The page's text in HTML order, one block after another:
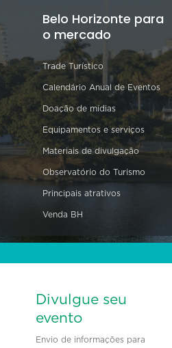
Belo Horizonte para
o mercado
Trade Turístico
Calendário Anual de Eventos
Doação de mídias
Equipamentos e serviços
Materiais de divulgação
Observatório do Turismo
Principais atrativos
Venda BH
Divulgue seu
evento
Envio de informações para